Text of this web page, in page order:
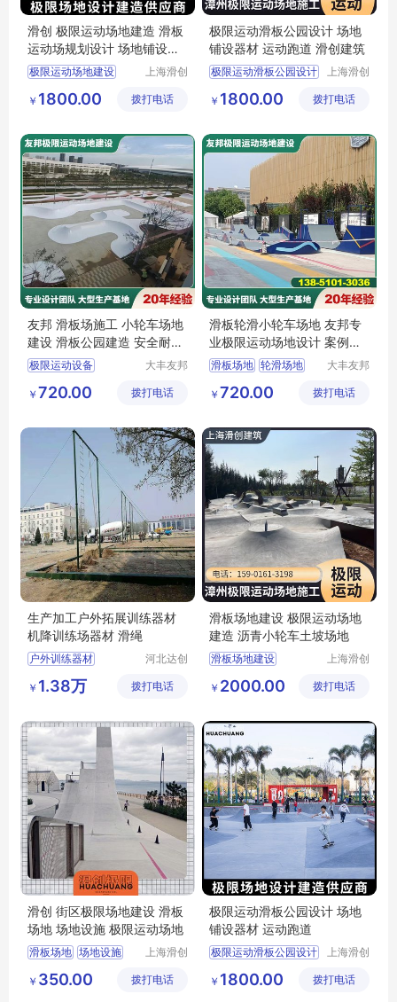
滑创 极限运动场地建造 滑板
运动场规划设计 场地铺设器
材
极限运动场地建设
上海滑创
工程有限
￥ 1800.00 拨打电话
极限运动滑板公园设计 场地
铺设器材 运动跑道 滑创建筑
极限运动滑板公园设计
滑板公园设计
上海滑创
工程有限
￥ 1800.00 拨打电话
友邦 滑板场施工 小轮车场地
建设 滑板公园建造 安全耐磨
品质保证
极限运动设备
极限运动场地建造
滑板场地施工
大丰友邦
场地建设
￥ 720.00 拨打电话
滑板轮滑小轮车场地 友邦专
业极限运动场地设计 案例众
多
滑板场地 轮滑场地
极限运动场地
大丰友邦
场地建设
￥ 720.00 拨打电话
生产加工户外拓展训练器材
机降训练场器材 滑绳
户外训练器材
机降训练场器材
机降滑绳
河北达创
有限公司
￥ 1.38万 拨打电话
滑板场地建设 极限运动场地
建造 沥青小轮车土坡场地
滑板场地建设
极限运动土坡场地
上海滑创
工程有限
￥ 2000.00 拨打电话
滑创 街区极限场地建设 滑板
场地 场地设施 极限运动场地
滑板场地 场地设施
上海滑创
工程有限
￥ 350.00 拨打电话
极限运动滑板公园设计 场地
铺设器材 运动跑道
极限运动滑板公园设计
滑板公园设计
上海滑创
工程有限
￥ 1800.00 拨打电话